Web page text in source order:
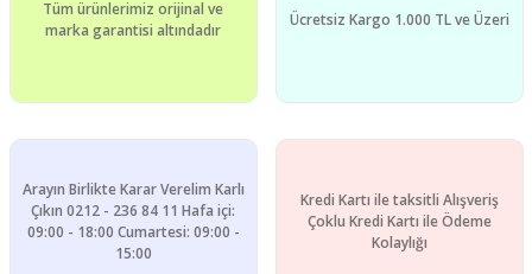
Ürün fiyatı diğer sitelerden daha pahalı.
Tüm ürünlerimiz orijinal ve
marka garantisi altındadır
Ücretsiz Kargo 1.000 TL ve Üzeri
Arayın Birlikte Karar Verelim Karlı
Çıkın 0212 - 236 84 11 Hafa içi:
09:00 - 18:00 Cumartesi: 09:00 -
15:00
Kredi Kartı ile taksitli Alışveriş
Çoklu Kredi Kartı ile Ödeme
Kolaylığı